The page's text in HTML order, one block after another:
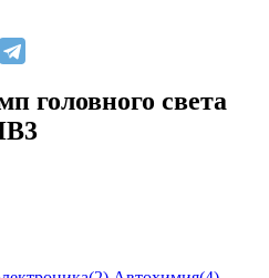
головного света